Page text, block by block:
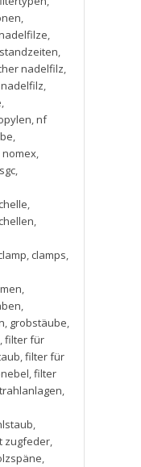
,
,
standzeiten,
nadelfilz,
,
,
,nf
,
nomex,
,
,
,
, clamps,
,
,
, grobstäube,
,filter für
,filter für
,filter
,
,
zugfeder,
,